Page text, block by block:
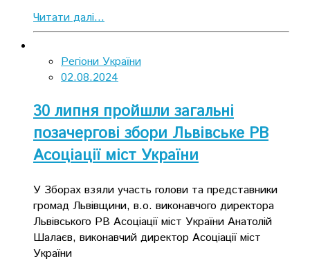
Читати далі...
Регіони України
02.08.2024
30 липня пройшли загальні
позачергові збори Львівське РВ
Асоціації міст України
У Зборах взяли участь голови та представники
громад Львівщини, в.о. виконавчого директора
Львівського РВ Асоціації міст України Анатолій
Шалаєв, виконавчий директор Асоціації міст
України